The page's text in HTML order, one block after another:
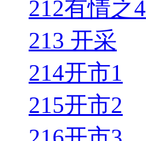
212有情之4
213 开采
214开市1
215开市2